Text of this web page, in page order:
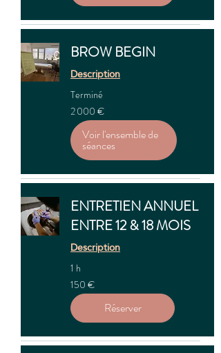
BROW BEGIN
Description
Terminé
2 000
euros
2 000 €
Voir l'ensemble de
séances
ENTRETIEN ANNUEL
ENTRE 12 & 18 MOIS
Description
1 h
150
euros
150 €
Réserver